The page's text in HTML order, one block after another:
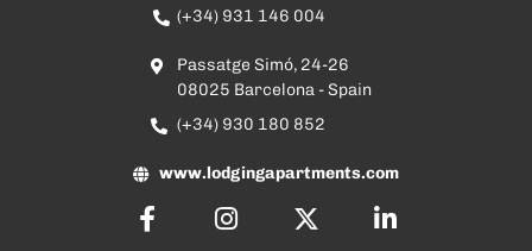
(+34) 931 146 004
Passatge Simó, 24-26
08025 Barcelona - Spain
(+34) 930 180 852
www.lodgingapartments.com